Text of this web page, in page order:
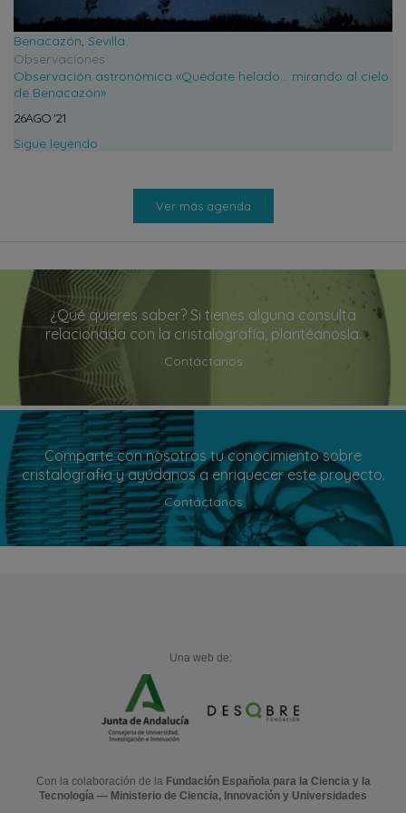
Benacazón, Sevilla
Observaciones
Observación astronómica «Quédate helado… mirando al cielo
de Benacazón»
26AGO'21
Sigue leyendo
Ver más agenda
¿Qué quieres saber? Si tienes alguna consulta
relacionada con la cristalografía, plantéanosla.
Contáctanos
Comparte con nosotros tu conocimiento sobre
cristalografía y ayúdanos a enriquecer este proyecto.
Contáctanos
Una web de:
Con la colaboración de la Fundación Española para la Ciencia y la
Tecnología — Ministerio de Ciencia, Innovación y Universidades